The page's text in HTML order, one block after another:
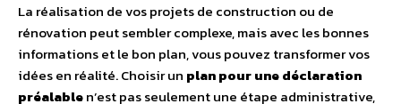
La réalisation de vos projets de construction ou de
rénovation peut sembler complexe, mais avec les bonnes
informations et le bon plan, vous pouvez transformer vos
idées en réalité. Choisir un plan pour une déclaration
préalablen’est pas seulement une étape administrative,